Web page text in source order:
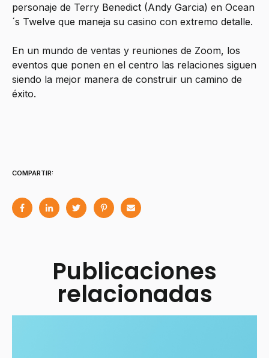
personaje de Terry Benedict (Andy Garcia) en Ocean
´s Twelve que maneja su casino con extremo detalle.
En un mundo de ventas y reuniones de Zoom, los
eventos que ponen en el centro las relaciones siguen
siendo la mejor manera de construir un camino de
éxito.
COMPARTIR:
Publicaciones
relacionadas